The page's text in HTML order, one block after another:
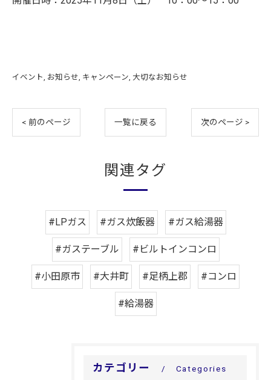
イベント お知らせ キャンペーン 大切なお知らせ
< 前のページ 一覧に戻る 次のページ >
関連タグ
#LPガス #ガス炊飯器 #ガス給湯器
#ガステーブル #ビルトインコンロ
#小田原市 #大井町 #足柄上郡 #コンロ
#給湯器
カテゴリー Categories